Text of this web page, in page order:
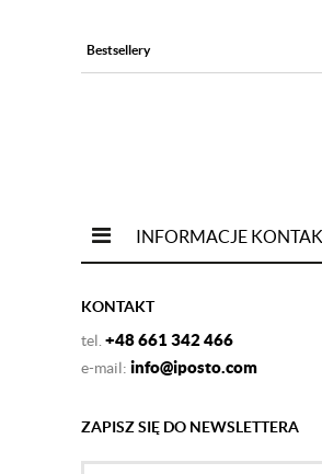
Bestsellery
INFORMACJE
KONTAKT
tel.+48 661 342 466
e-mail: info@iposto.com
ZAPISZ SIĘ DO NEWSLETTERA